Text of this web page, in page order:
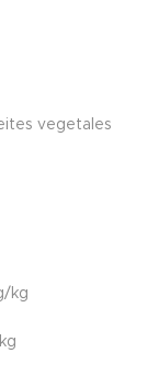
vegetales
kg